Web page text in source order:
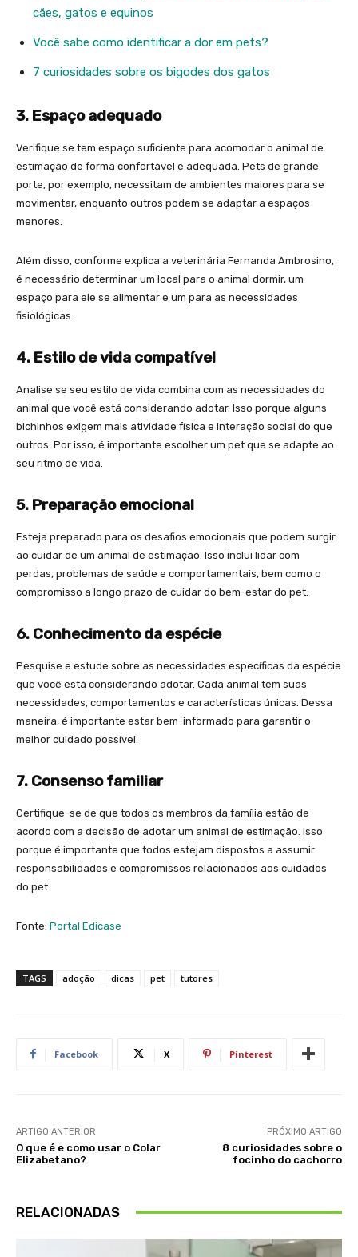
cães, gatos e equinos
Você sabe como identificar a dor em pets?
7 curiosidades sobre os bigodes dos gatos
3. Espaço adequado
Verifique se tem espaço suficiente para acomodar o animal de
estimação de forma confortável e adequada. Pets de grande
porte, por exemplo, necessitam de ambientes maiores para se
movimentar, enquanto outros podem se adaptar a espaços
menores.
Além disso, conforme explica a veterinária Fernanda Ambrosino,
é necessário determinar um local para o animal dormir, um
espaço para ele se alimentar e um para as necessidades
fisiológicas.
4. Estilo de vida compatível
Analise se seu estilo de vida combina com as necessidades do
animal que você está considerando adotar. Isso porque alguns
bichinhos exigem mais atividade física e interação social do que
outros. Por isso, é importante escolher um pet que se adapte ao
seu ritmo de vida.
5. Preparação emocional
Esteja preparado para os desafios emocionais que podem surgir
ao cuidar de um animal de estimação. Isso inclui lidar com
perdas, problemas de saúde e comportamentais, bem como o
compromisso a longo prazo de cuidar do bem-estar do pet.
6. Conhecimento da espécie
Pesquise e estude sobre as necessidades específicas da espécie
que você está considerando adotar. Cada animal tem suas
necessidades, comportamentos e características únicas. Dessa
maneira, é importante estar bem-informado para garantir o
melhor cuidado possível.
7. Consenso familiar
Certifique-se de que todos os membros da família estão de
acordo com a decisão de adotar um animal de estimação. Isso
porque é importante que todos estejam dispostos a assumir
responsabilidades e compromissos relacionados aos cuidados
do pet.
Fonte: Portal Edicase
TAGS adoção dicas pet tutores
Facebook X Pinterest
ARTIGO ANTERIOR
O que é e como usar o Colar
Elizabetano?
PRÓXIMO ARTIGO
8 curiosidades sobre o
focinho do cachorro
RELACIONADAS